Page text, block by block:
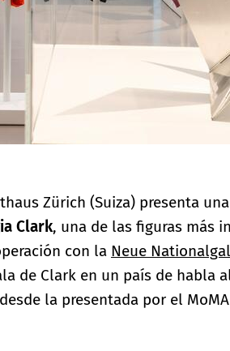
Zürich (Suiza) presenta
Clark, una de las figuras más
con la Neue
de Clark en un país de habla
la presentada por el MoMA